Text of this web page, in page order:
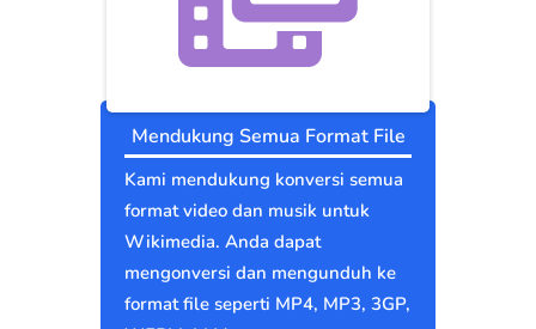
Mendukung Semua Format File
Kami mendukung konversi semua
format video dan musik untuk
Wikimedia. Anda dapat
mengonversi dan mengunduh ke
format file seperti MP4, MP3, 3GP,